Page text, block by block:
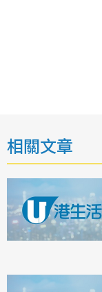
相關文章